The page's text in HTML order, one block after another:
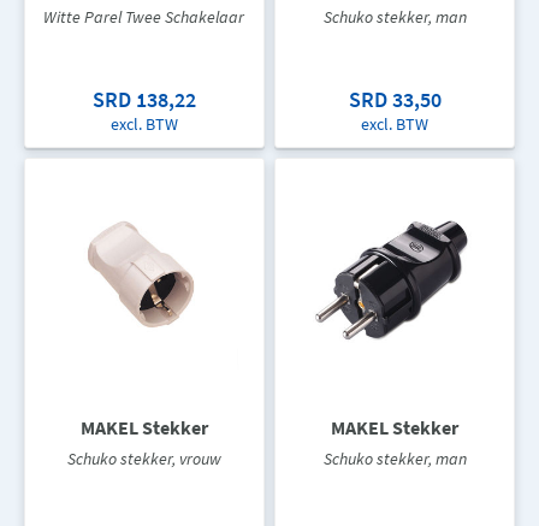
Witte Parel Twee Schakelaar
SRD 138,22
excl. BTW
Schuko stekker, man
SRD 33,50
excl. BTW
MAKEL Stekker
Schuko stekker, vrouw
MAKEL Stekker
Schuko stekker, man